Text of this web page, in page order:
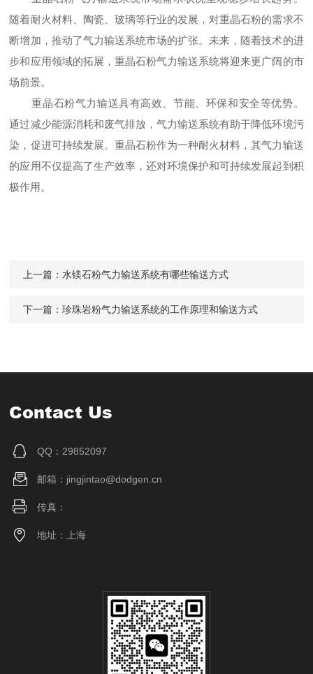
随着耐火材料、陶瓷、玻璃等行业的发展，对重晶石粉的需求不
断增加，推动了气力输送系统市场的扩张。未来，随着技术的进
步和应用领域的拓展，重晶石粉气力输送系统将迎来更广阔的市
场前景。
重晶石粉气力输送具有高效、节能、环保和安全等优势。
通过减少能源消耗和废气排放，气力输送系统有助于降低环境污
染，促进可持续发展。重晶石粉作为一种耐火材料，其气力输送
的应用不仅提高了生产效率，还对环境保护和可持续发展起到积
极作用。
上一篇：水镁石粉气力输送系统有哪些输送方式
下一篇：珍珠岩粉气力输送系统的工作原理和输送方式
Contact Us
QQ：29852097
邮箱：jingjintao@dodgen.cn
传真：
地址：上海